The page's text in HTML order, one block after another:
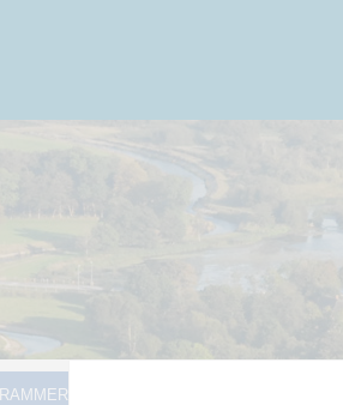
RAMMER FOR LOKALPLANLÆGNING